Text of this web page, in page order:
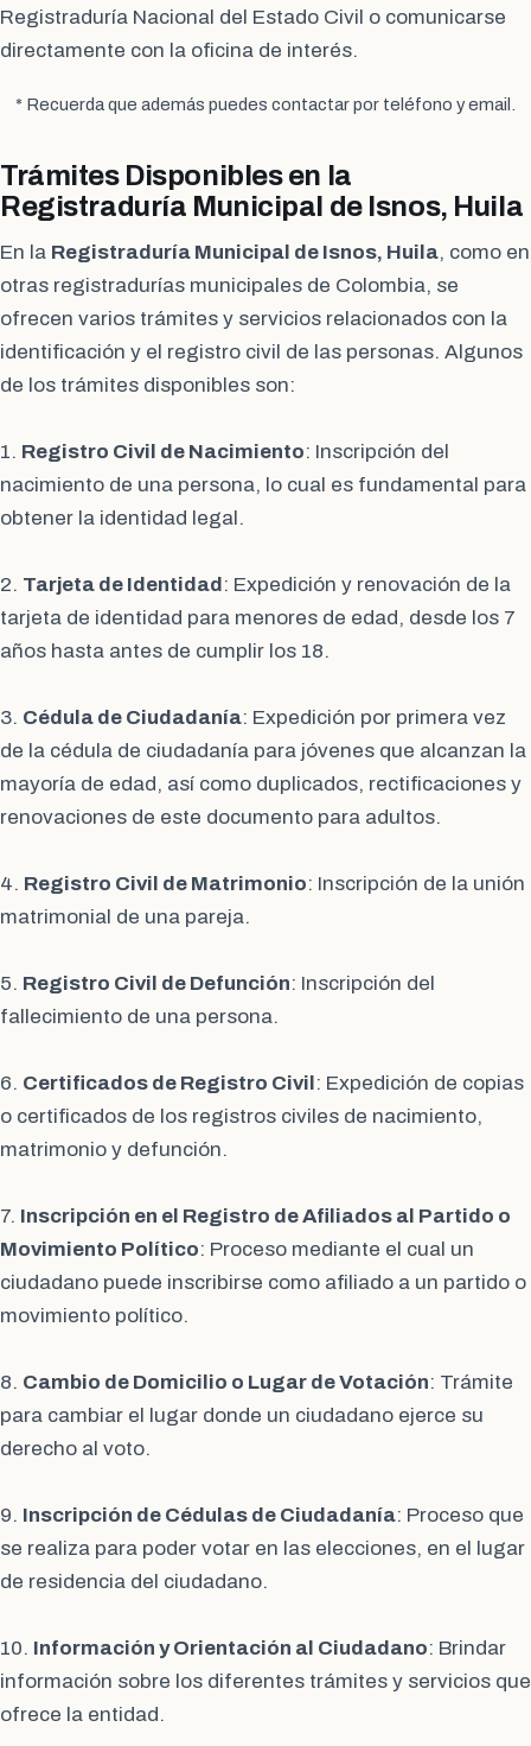
Registraduría Nacional del Estado Civil o comunicarse
directamente con la oficina de interés.
* Recuerda que además puedes contactar por teléfono y email.
Trámites Disponibles en la
Registraduría Municipal de Isnos, Huila
En la Registraduría Municipal de Isnos, Huila, como en
otras registradurías municipales de Colombia, se
ofrecen varios trámites y servicios relacionados con la
identificación y el registro civil de las personas. Algunos
de los trámites disponibles son:
1. Registro Civil de Nacimiento: Inscripción del
nacimiento de una persona, lo cual es fundamental para
obtener la identidad legal.
2. Tarjeta de Identidad : Expedición y renovación de la
tarjeta de identidad para menores de edad, desde los 7
años hasta antes de cumplir los 18.
3. Cédula de Ciudadanía: Expedición por primera vez
de la cédula de ciudadanía para jóvenes que alcanzan la
mayoría de edad, así como duplicados, rectificaciones y
renovaciones de este documento para adultos.
4. Registro Civil de Matrimonio: Inscripción de la unión
matrimonial de una pareja.
5. Registro Civil de Defunción: Inscripción del
fallecimiento de una persona.
6. Certificados de Registro Civil : Expedición de copias
o certificados de los registros civiles de nacimiento,
matrimonio y defunción.
7. Inscripción en el Registro de Afiliados al Partido o
Movimiento Político: Proceso mediante el cual un
ciudadano puede inscribirse como afiliado a un partido o
movimiento político.
8. Cambio de Domicilio o Lugar de Votación: Trámite
para cambiar el lugar donde un ciudadano ejerce su
derecho al voto.
9. Inscripción de Cédulas de Ciudadanía: Proceso que
se realiza para poder votar en las elecciones, en el lugar
de residencia del ciudadano.
10. Información y Orientación al Ciudadano: Brindar
información sobre los diferentes trámites y servicios que
ofrece la entidad.